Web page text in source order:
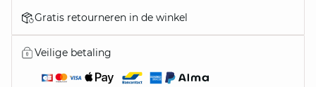
Gratis retourneren in de winkel
Veilige betaling